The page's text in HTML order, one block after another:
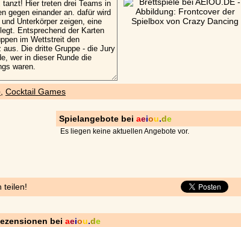
Cocktail Games
Spielangebote bei aeiou.de
Es liegen keine aktuellen Angebote vor.
teilen!
bei aeiou.de